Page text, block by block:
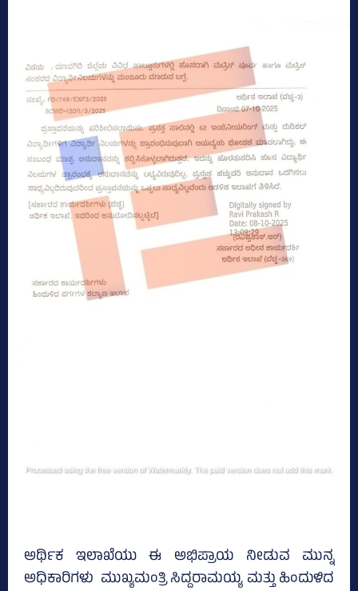
ಅರ್ಥಿಕ ಇಲಾಖೆಯು ಈ ಅಭಿಪ್ರಾಯ ನೀಡುವ ಮುನ್ನ
ಅಧಿಕಾರಿಗಳು ಮುಖ್ಯಮಂತ್ರಿ ಸಿದ್ದರಾಮಯ್ಯ ಮತ್ತು ಹಿಂದುಳಿದ